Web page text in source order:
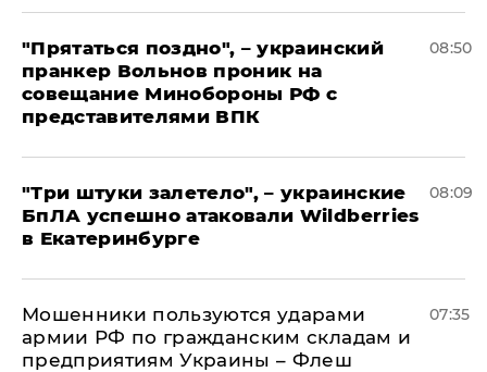
"Прятаться поздно", – украинский
пранкер Вольнов проник на
совещание Минобороны РФ с
представителями ВПК
08:50
"Три штуки залетело", – украинские
БпЛА успешно атаковали Wildberries
в Екатеринбурге
08:09
Мошенники пользуются ударами
армии РФ по гражданским складам и
предприятиям Украины – Флеш
07:35